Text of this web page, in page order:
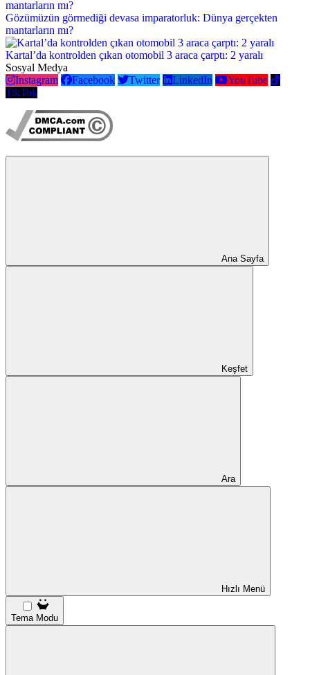
Gözümüzün görmediği devasa imparatorluk: Dünya gerçekten
mantarların mı?
Kartal’da kontrolden çıkan otomobil 3 araca çarptı: 2 yaralı
Sosyal Medya
Instagram
Facebook Twitter LinkedIn
YouTube
TikTok
Ana Sayfa
Keşfet
Ara
Hızlı Menü
Tema Modu